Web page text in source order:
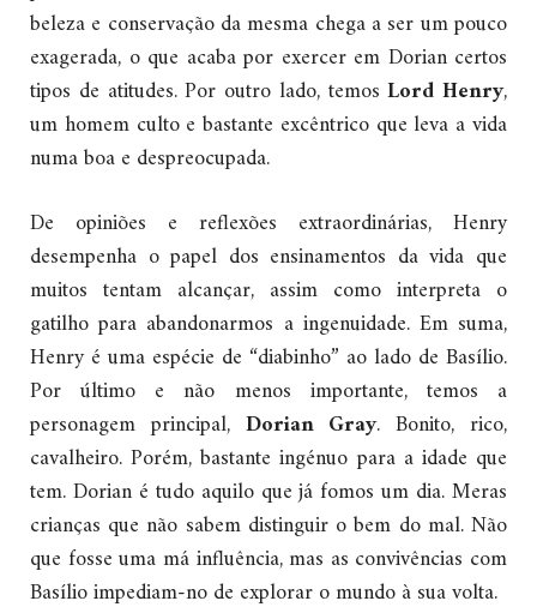
beleza e conservação da mesma chega a ser um pouco
exagerada, o que acaba por exercer em Dorian certos
tipos de atitudes. Por outro lado, temosLord Henry,
um homem culto e bastante excêntrico que leva a vida
numa boa e despreocupada.
De opiniões e reflexões extraordinárias, Henry
desempenha o papel dos ensinamentos da vida que
muitos tentam alcançar, assim como interpreta o
gatilho para abandonarmos a ingenuidade. Em suma,
Henry é uma espécie de “diabinho” ao lado de Basílio.
Por último e não menos importante, temos a
personagem principal, Dorian Gray. Bonito, rico,
cavalheiro. Porém, bastante ingénuo para a idade que
tem. Dorian é tudo aquilo que já fomos um dia. Meras
crianças que não sabem distinguir o bem do mal. Não
que fosse uma má influência, mas as convivências com
Basílio impediam-no de explorar o mundo à sua volta.